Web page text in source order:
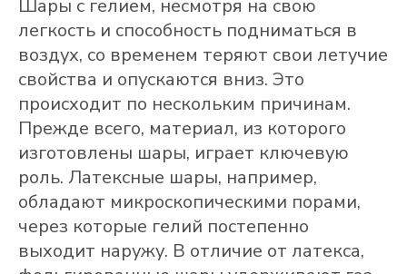
Шары с гелием, несмотря на свою
легкость и способность подниматься в
воздух, со временем теряют свои летучие
свойства и опускаются вниз. Это
происходит по нескольким причинам.
Прежде всего, материал, из которого
изготовлены шары, играет ключевую
роль. Латексные шары, например,
обладают микроскопическими порами,
через которые гелий постепенно
выходит наружу. В отличие от латекса,